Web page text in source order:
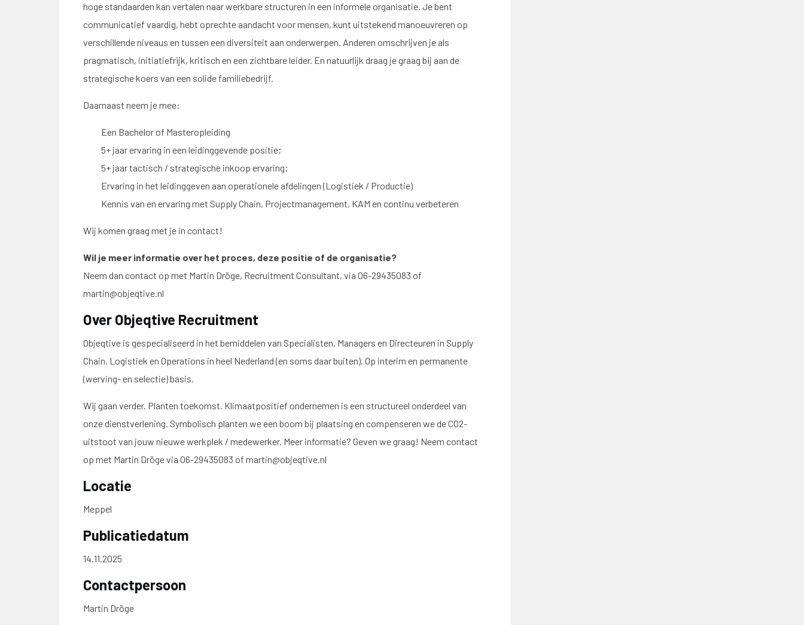
hoge standaarden kan vertalen naar werkbare structuren in een informele organisatie. Je bent
communicatief vaardig, hebt oprechte aandacht voor mensen, kunt uitstekend manoeuvreren op
verschillende niveaus en tussen een diversiteit aan onderwerpen. Anderen omschrijven je als
pragmatisch, initiatiefrijk, kritisch en een zichtbare leider. En natuurlijk draag je graag bij aan de
strategische koers van een solide familiebedrijf.
Daarnaast neem je mee:
Een Bachelor of Masteropleiding
5+ jaar ervaring in een leidinggevende positie;
5+ jaar tactisch / strategische inkoop ervaring;
Ervaring in het leidinggeven aan operationele afdelingen (Logistiek / Productie)
Kennis van en ervaring met Supply Chain, Projectmanagement, KAM en continu verbeteren
Wij komen graag met je in contact!
Wil je meer informatie over het proces, deze positie of de organisatie?
Neem dan contact op met Martin Dröge, Recruitment Consultant, via 06-29435083 of
martin@objeqtive.nl
Over Objeqtive Recruitment
Objeqtive is gespecialiseerd in het bemiddelen van Specialisten, Managers en Directeuren in Supply
Chain, Logistiek en Operations in heel Nederland (en soms daar buiten). Op interim en permanente
(werving- en selectie) basis.
Wij gaan verder. Planten toekomst. Klimaatpositief ondernemen is een structureel onderdeel van
onze dienstverlening. Symbolisch planten we een boom bij plaatsing en compenseren we de CO2-
uitstoot van jouw nieuwe werkplek / medewerker. Meer informatie? Geven we graag! Neem contact
op met Martin Dröge via 06-29435083 of martin@objeqtive.nl
Locatie
Meppel
Publicatiedatum
14.11.2025
Contactpersoon
Martin Dröge